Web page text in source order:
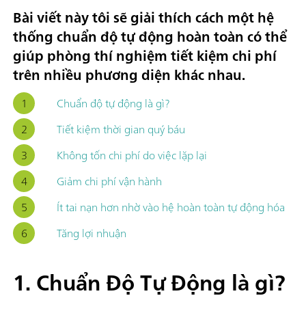
Bài viết này tôi sẽ giải thích cách một hệ
thống chuẩn độ tự động hoàn toàn có thể
giúp phòng thí nghiệm tiết kiệm chi phí
trên nhiều phương diện khác nhau.
Chuẩn độ tự động là gì?
Tiết kiệm thời gian quý báu
Không tốn chi phí do việc lặp lại
Giảm chi phí vận hành
Ít tai nạn hơn nhờ vào hệ hoàn toàn tự động hóa
Tăng lợi nhuận
1. Chuẩn Độ Tự Động là gì?